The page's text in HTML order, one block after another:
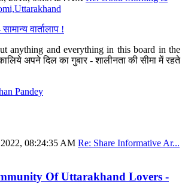
वार्तालाप !
anything and everything in this board in the
अपने दिल का गुबार - शालीनता की सीमा में रहते
Pandey
08:24:35 AM Re: Share Informative Ar...
Of Uttarakhand Lovers -